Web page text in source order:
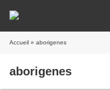
Accueil » aborigenes
aborigenes